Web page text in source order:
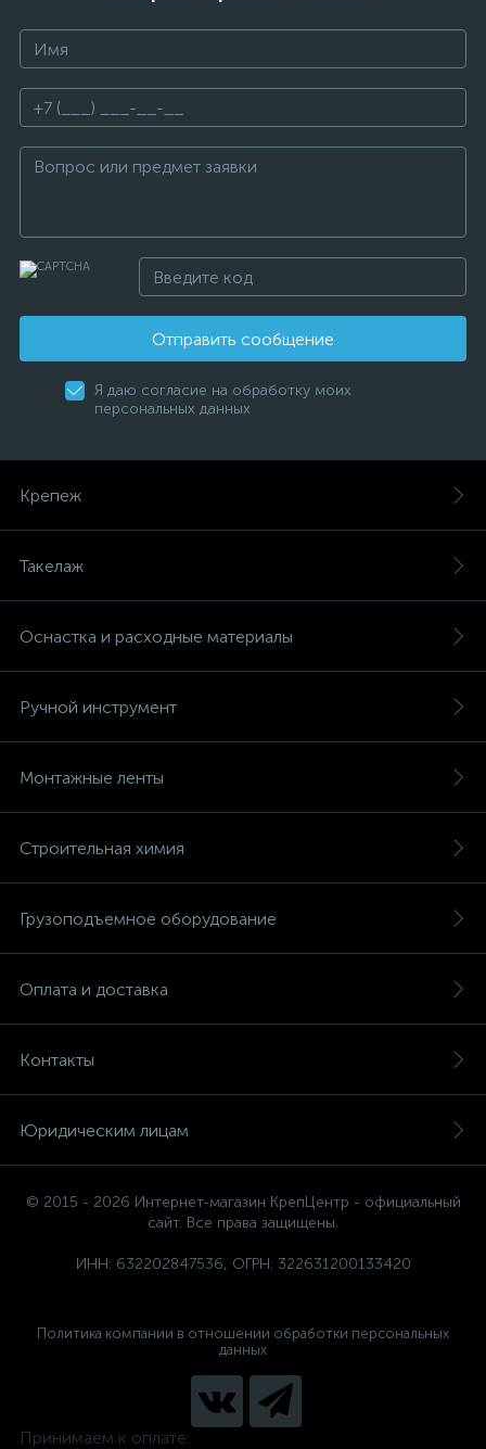
Отправить сообщение
Я даю согласие на обработку моих
персональных данных
Крепеж
Такелаж
Оснастка и расходные материалы
Ручной инструмент
Монтажные ленты
Строительная химия
Грузоподъемное оборудование
Оплата и доставка
Контакты
Юридическим лицам
© 2015 - 2026 Интернет-магазин КрепЦентр - официальный
сайт. Все права защищены.
ИНН: 632202847536, ОГРН: 322631200133420
Политика компании в отношении обработки персональных
данных
Принимаем к оплате: